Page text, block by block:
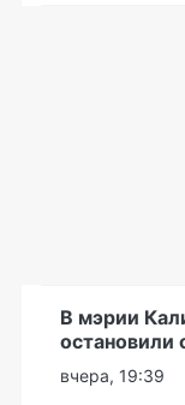
В мэрии
остановили
вчера, 19:39